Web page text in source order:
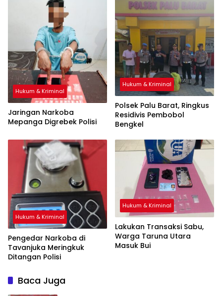
Hukum & Kriminal
Jaringan Narkoba
Mepanga Digrebek Polisi
Hukum & Kriminal
Polsek Palu Barat, Ringkus
Residivis Pembobol
Bengkel
Hukum & Kriminal
Pengedar Narkoba di
Tavanjuka Meringkuk
Ditangan Polisi
Hukum & Kriminal
Lakukan Transaksi Sabu,
Warga Taruna Utara
Masuk Bui
Baca Juga